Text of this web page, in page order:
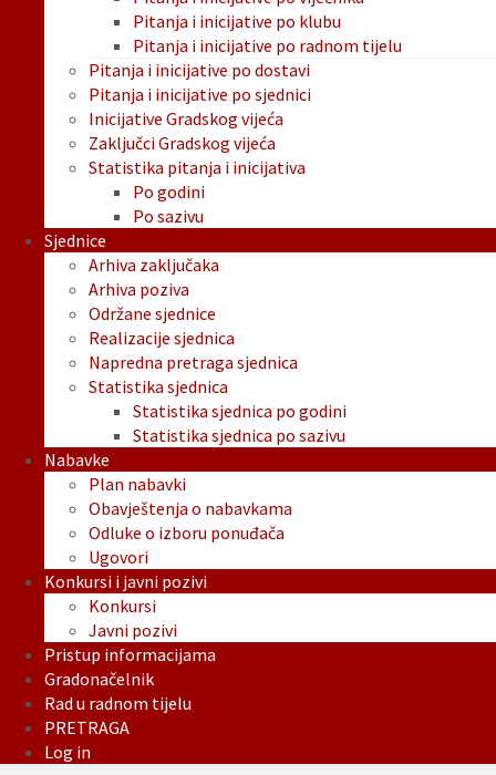
Pitanja i inicijative po klubu
Pitanja i inicijative po radnom tijelu
Pitanja i inicijative po dostavi
Pitanja i inicijative po sjednici
Inicijative Gradskog vijeća
Zaključci Gradskog vijeća
Statistika pitanja i inicijativa
Po godini
Po sazivu
Sjednice
Arhiva zaključaka
Arhiva poziva
Održane sjednice
Realizacije sjednica
Napredna pretraga sjednica
Statistika sjednica
Statistika sjednica po godini
Statistika sjednica po sazivu
Nabavke
Plan nabavki
Obavještenja o nabavkama
Odluke o izboru ponuđača
Ugovori
Konkursi i javni pozivi
Konkursi
Javni pozivi
Pristup informacijama
Gradonačelnik
Rad u radnom tijelu
PRETRAGA
Log in